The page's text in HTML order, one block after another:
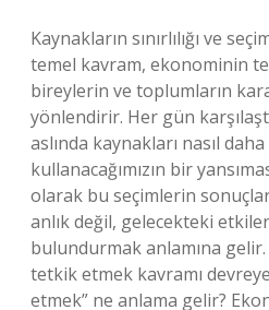
Kaynakların sınırlılığı ve
temel kavram, ekonominin
bireylerin ve toplumların
yönlendirir. Her gün
aslında kaynakları nasıl
kullanacağımızın bir
olarak bu seçimlerin
anlık değil, gelecekteki
bulundurmak anlamına
tetkik etmek kavramı
etmek” ne anlama gelir?